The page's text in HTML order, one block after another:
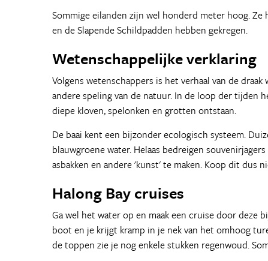
Sommige eilanden zijn wel honderd meter hoog. Ze
en de Slapende Schildpadden hebben gekregen.
Wetenschappelijke verklaring
Volgens wetenschappers is het verhaal van de
andere speling van de natuur. In de loop der tijden
diepe kloven, spelonken en grotten ontstaan.
De baai kent een bijzonder ecologisch systeem.
blauwgroene water. Helaas bedreigen
asbakken en andere 'kunst' te maken. Koop dit dus
Halong Bay cruises
Ga wel het water op en maak een cruise door deze
boot en je krijgt kramp in je nek van het omhoog
de toppen zie je nog enkele stukken regenwoud.